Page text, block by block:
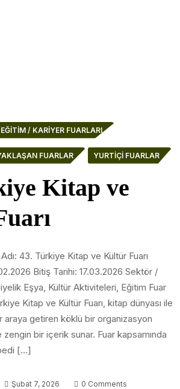
EĞITIM / KARIYER FUARLARI
FUARLAR YURTIÇI FUARLAR
Kitap ve
43. Türkiye Kitap ve Kültür Fuarı
Bitiş Tarihi: 17.03.2026 Sektör /
Eşya, Kültür Aktiviteleri, Eğitim Fuar
Kitap ve Kültür Fuarı, kitap dünyası ile
araya getiren köklü bir organizasyon
bir içerik sunar. Fuar kapsamında
[…]
Şubat 7, 2026
0 Comments